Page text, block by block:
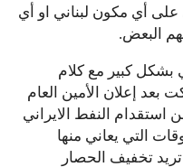
على أي مكون لبناني او أي
البعض.
بشكل كبير مع كلام
بعد إعلان الأمين العام
النفط الايراني
التي يعاني منها
تريد تخفيف الحصار